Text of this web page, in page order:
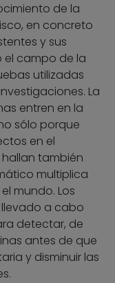
de la
en concreto
y sus
el campo de la
utilizadas
La
entren en la
sólo porque
en el
también
multiplica
mundo. Los
llevado a cabo
detectar, de
antes de que
y disminuir las